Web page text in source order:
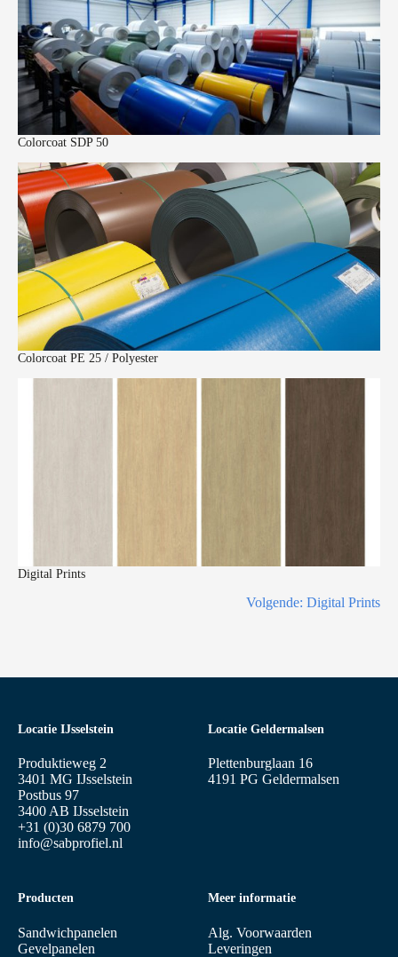
Colorcoat SDP 50
Colorcoat PE 25 / Polyester
Digital Prints
Volgende: Digital Prints
Locatie IJsselstein
Produktieweg 2
3401 MG IJsselstein
Postbus 97
3400 AB IJsselstein
+31 (0)30 6879 700
info@sabprofiel.nl
Producten
Sandwichpanelen
Gevelpanelen
Meer informatie
Alg. Voorwaarden
Leveringen
Locatie Geldermalsen
Plettenburglaan 16
4191 PG Geldermalsen